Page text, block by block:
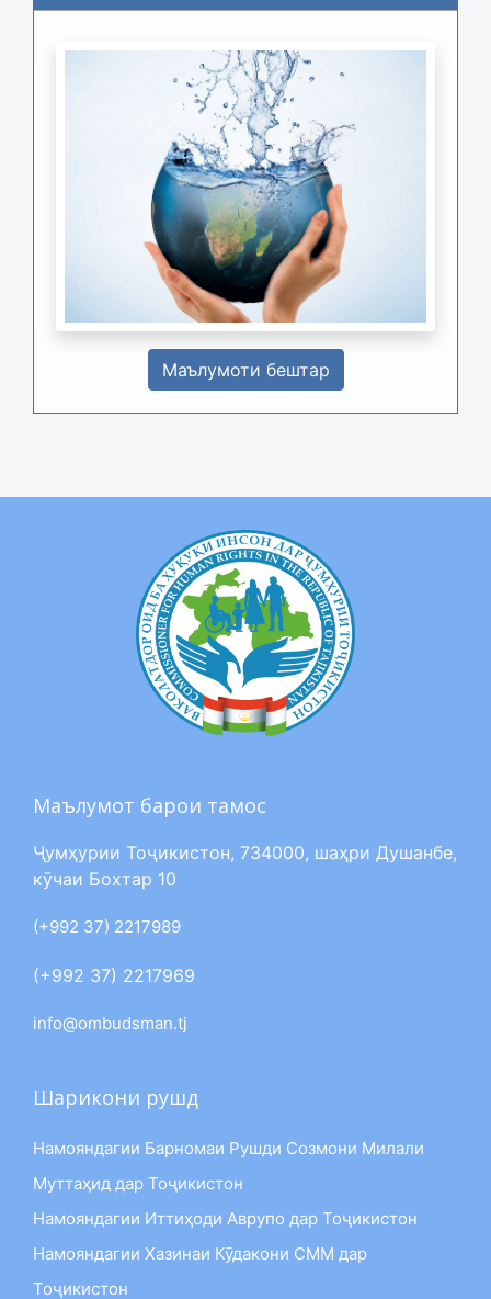
Маълумоти бештар
Маълумот барои тамос
Ҷумҳурии Тоҷикистон, 734000, шаҳри Душанбе,
кӯчаи Бохтар 10
(+992 37) 2217989
(+992 37) 2217969
info@ombudsman.tj
Шарикони рушд
Намояндагии Барномаи Рушди Созмони Милали
Муттаҳид дар Тоҷикистон
Намояндагии Иттиҳоди Аврупо дар Тоҷикистон
Намояндагии Хазинаи Кӯдакони СММ дар
Тоҷикистон